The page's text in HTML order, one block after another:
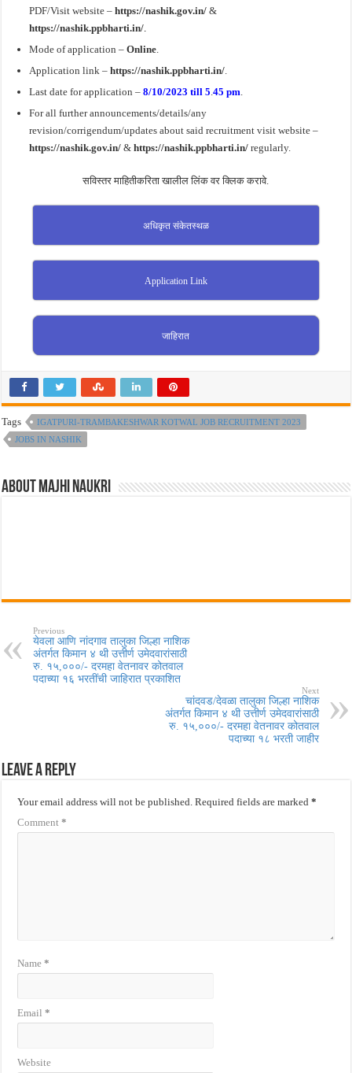
PDF/Visit website –https://nashik.gov.in/ &
https://nashik.ppbharti.in/
Mode of application – Online
Application link –https://nashik.ppbharti.in/
Last date for application –8/10/2023 till 5 .45 pm
For all further announcements/details/any
revision/corrigendum/updates about said recruitment visit website –
https://nashik.gov.in/&https://nashik.ppbharti.in/ regularly.
सविस्तर माहितीकरिता खालील लिंक वर क्लिक करावे.
अधिकृत संकेतस्थळ
Application Link
जाहिरात
Tags
IGATPURI-TRAMBAKESHWAR KOTWAL JOB RECRUITMENT 2023
JOBS IN NASHIK
About Majhi Naukri
Previous
येवला आणि नांदगाव तालुका जिल्हा नाशिक
अंतर्गत किमान ४ थी उत्तीर्ण उमेदवारांसाठी
रु. १५,०००/- दरमहा वेतनावर कोतवाल
पदाच्या १६ भरतींची जाहिरात प्रकाशित
Next
चांदवड/देवळा तालुका जिल्हा नाशिक
अंतर्गत किमान ४ थी उत्तीर्ण उमेदवारांसाठी
रु. १५,०००/- दरमहा वेतनावर कोतवाल
पदाच्या १८ भरती जाहीर
Leave a Reply
Your email address will not be published. Required fields are marked*
Comment*
Name*
Email*
Website